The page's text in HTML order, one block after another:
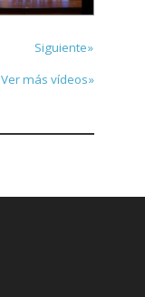
Siguiente»
Ver más vídeos»